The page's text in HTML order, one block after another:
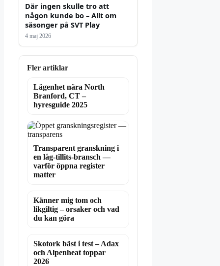
Där ingen skulle tro att
någon kunde bo – Allt om
säsonger på SVT Play
4 maj 2026
Fler artiklar
Lägenhet nära North
Branford, CT –
hyresguide 2025
Transparent granskning i
en låg-tillits-bransch —
varför öppna register
matter
Känner mig tom och
likgiltig – orsaker och vad
du kan göra
Skotork bäst i test – Adax
och Alpenheat toppar
2026